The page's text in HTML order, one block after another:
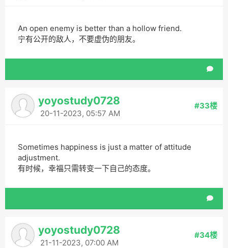
An open enemy is better than a hollow friend.
宁有公开的敌人，不要虚伪的朋友。
yoyostudy0728
20-11-2023, 05:57 AM
#33楼
Sometimes happiness is just a matter of attitude
adjustment.
有时候，幸福只需转变一下自己的态度。
yoyostudy0728
21-11-2023, 07:00 AM
#34楼